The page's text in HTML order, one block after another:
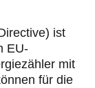
ist
EU-
mit
für die